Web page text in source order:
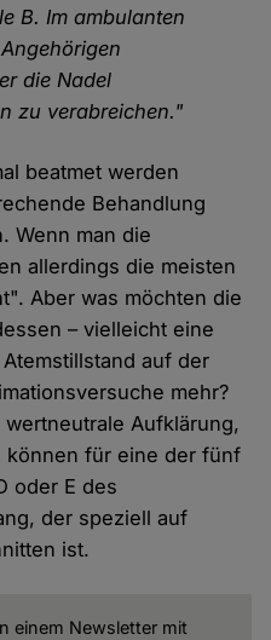
B. Im ambulanten
die Nadel
zu verabreichen."
beatmet werden
Behandlung
Wenn man die
allerdings die meisten
Aber was möchten die
– vielleicht eine
auf der
mehr?
Aufklärung,
können für eine der fünf
oder E des
der speziell auf
ist.
einem Newsletter mit